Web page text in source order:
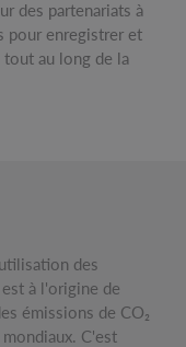
des partenariats à
pour enregistrer et
au long de la
des
à l'origine de
émissions de CO₂
C'est